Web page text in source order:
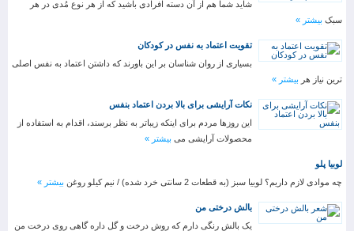
شاید شما هم از آن دسته افرادی باشید که از هر نوع مُدی در هر
سبک بیشتر »
تقویت اعتماد به نفس در کودکان
بسیاری از روان شناسان بر این باورند که داشتن اعتماد به نفس اصلی
ترین نیاز هر بیشتر »
نکات آرایشی برای بالا بردن اعتماد بنفس
این روزها مردم برای اینکه زیباتر به نظر برسند، اقدام به استفاده از
محصولات آرایشی می بیشتر »
لوبیا پلو
چه موادی لازم داریم؟ لوبیا سبز (به قطعات 2 سانتی خرد شده) / نیم کیلو روغن
بیشتر »
بالش درختی من
یک بالش رنگی دارم که روش درخت و گل داره گاهی روی درخت من